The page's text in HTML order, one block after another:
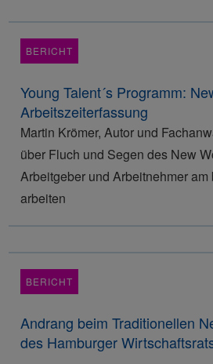
BERICHT
Young Talent´s Programm:
Arbeitszeiterfassung
Martin Krömer, Autor und
über Fluch und Segen des New
Arbeitgeber und Arbeitnehmer
arbeiten
BERICHT
Andrang beim Traditionellen
des Hamburger